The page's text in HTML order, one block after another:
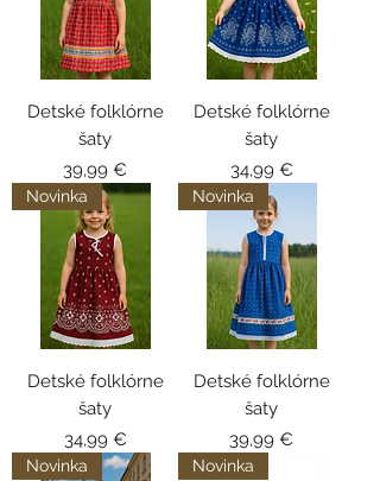
Detské folklórne
šaty
Cena
39,99 €
Detské folklórne
šaty
Cena
34,99 €
Novinka
Detské folklórne
šaty
Cena
34,99 €
Novinka
Detské folklórne
šaty
Cena
39,99 €
Novinka Novinka